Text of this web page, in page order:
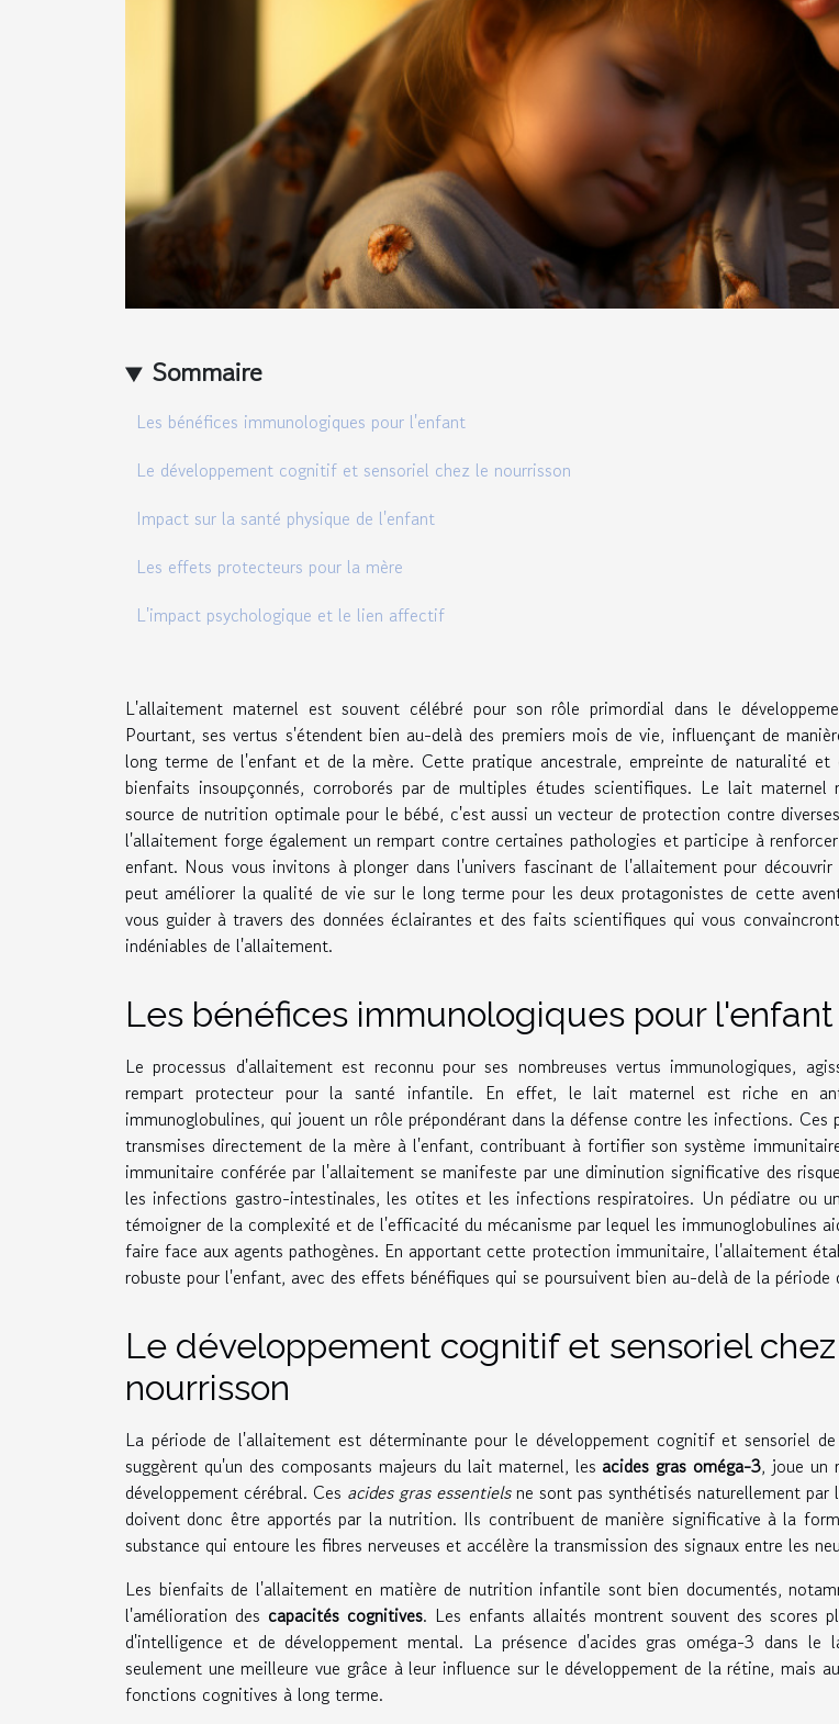
Sommaire
Les bénéfices immunologiques pour l'enfant
Le développement cognitif et sensoriel chez le nourrisson
Impact sur la santé physique de l'enfant
Les effets protecteurs pour la mère
L'impact psychologique et le lien affectif
L'allaitement maternel est souvent célébré pour son rôle primordial dans le
Pourtant, ses vertus s'étendent bien au-delà des premiers mois de vie, influençant de
long terme de l'enfant et de la mère. Cette pratique ancestrale, empreinte de naturalité et
bienfaits insoupçonnés, corroborés par de multiples études scientifiques. Le lait maternel
source de nutrition optimale pour le bébé, c'est aussi un vecteur de protection contre
l'allaitement forge également un rempart contre certaines pathologies et participe à
enfant. Nous vous invitons à plonger dans l'univers fascinant de l'allaitement pour
peut améliorer la qualité de vie sur le long terme pour les deux protagonistes de cette
vous guider à travers des données éclairantes et des faits scientifiques qui vous
indéniables de l'allaitement.
Les bénéfices immunologiques pour l'enfant
Le processus d'allaitement est reconnu pour ses nombreuses vertus immunologiques,
rempart protecteur pour la santé infantile. En effet, le lait maternel est riche en
immunoglobulines, qui jouent un rôle prépondérant dans la défense contre les infections. Ces
transmises directement de la mère à l'enfant, contribuant à fortifier son système
immunitaire conférée par l'allaitement se manifeste par une diminution significative des
les infections gastro-intestinales, les otites et les infections respiratoires. Un pédiatre ou
témoigner de la complexité et de l'efficacité du mécanisme par lequel les immunoglobulines
faire face aux agents pathogènes. En apportant cette protection immunitaire, l'allaitement
robuste pour l'enfant, avec des effets bénéfiques qui se poursuivent bien au-delà de la période
Le développement cognitif et sensoriel
nourrisson
La période de l'allaitement est déterminante pour le développement cognitif et sensoriel
suggèrent qu'un des composants majeurs du lait maternel, les acides gras oméga-3, joue un
développement cérébral. Ces acides gras essentielsne sont pas synthétisés naturellement par
doivent donc être apportés par la nutrition. Ils contribuent de manière significative à la
substance qui entoure les fibres nerveuses et accélère la transmission des signaux entre les
Les bienfaits de l'allaitement en matière de nutrition infantile sont bien documentés,
l'amélioration des capacités cognitives. Les enfants allaités montrent souvent des scores
d'intelligence et de développement mental. La présence d'acides gras oméga-3 dans le
seulement une meilleure vue grâce à leur influence sur le développement de la rétine, mais
fonctions cognitives à long terme.